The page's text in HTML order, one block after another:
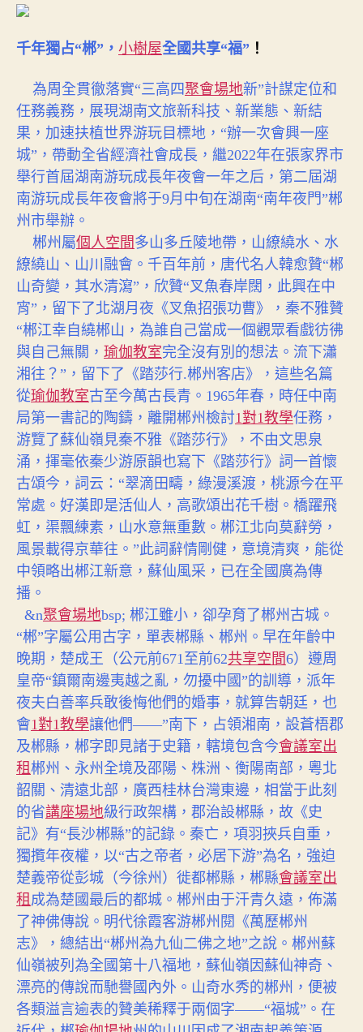
千年獨占“郴”， 小樹屋全國共享“福” ！
為周全貫徹落實“三高四聚會場地新”計謀定位和
任務義務，展現湖南文旅新科技、新業態、新結
果，加速扶植世界游玩目標地，“辦一次會興一座
城”，帶動全省經濟社會成長，繼2022年在張家界市
舉行首屆湖南游玩成長年夜會一年之后，第二屆湖
南游玩成長年夜會將于9月中旬在湖南“南年夜門”郴
州市舉辦。
郴州屬個人空間 多山多丘陵地帶，山繚繞水、水
繚繞山、山川融會。千百年前，唐代名人韓愈贊“郴
山奇變，其水清瀉”，欣贊“叉魚春岸闊，此興在中
宵”，留下了北湖月夜《叉魚招張功曹》，秦不雅贊
“郴江幸自繞郴山，為誰自己當成一個觀眾看戲彷彿
與自己無關， 瑜伽教室完全沒有別的想法。流下瀟
湘往？”，留下了《踏莎行.郴州客店》，這些名篇
從瑜伽教室古至今萬古長青。1965年春，時任中南
局第一書記的陶鑄，離開郴州檢討1對1教學任務，
游覽了蘇仙嶺見秦不雅《踏莎行》，不由文思泉
涌，揮毫依秦少游原韻也寫下《踏莎行》詞一首懷
古頌今，詞云：“翠滴田疇，綠漫溪渡，桃源今在平
常處。好漢即是活仙人，高歌頌出花千樹。橋躍飛
虹，渠飄練素，山水意無重數。郴江北向莫辭勞，
風景載得京華往。”此詞辭情剛健，意境清爽，能從
中領略出郴江新意，蘇仙風采，已在全國廣為傳
播。
&n聚會場地bsp; 郴江雖小，卻孕育了郴州古城。
“郴”字屬公用古字，單表郴縣、郴州。早在年齡中
晚期，楚成王（公元前671至前62共享空間6）遵周
皇帝“鎮爾南邊夷越之亂，勿擾中國”的訓導，派年
夜夫白善率兵敢後悔他們的婚事，就算告朝廷，也
會1對1教學讓他們——”南下，占領湘南，設蒼梧郡
及郴縣，郴字即見諸于史籍，轄境包含今會議室出
租郴州、永州全境及邵陽、株洲、衡陽南部，粵北
韶關、清遠北部，廣西桂林台灣東邊，相當于此刻
的省講座場地級行政架構，郡治設郴縣，故《史
記》有“長沙郴縣”的記錄。秦亡，項羽挾兵自重，
獨攬年夜權，以“古之帝者，必居下游”為名，強迫
楚義帝從彭城（今徐州）徙都郴縣，郴縣會議室出
租 成為楚國最后的都城。郴州由于汗青久遠，佈滿
了神佛傳說。明代徐霞客游郴州閱《萬歷郴州
志》，總結出“郴州為九仙二佛之地”之說。郴州蘇
仙嶺被列為全國第十八福地，蘇仙嶺因蘇仙神奇、
漂亮的傳說而馳譽國內外。山奇水秀的郴州，便被
各類溢言逾表的贊美稀釋于兩個字——“福城”。在